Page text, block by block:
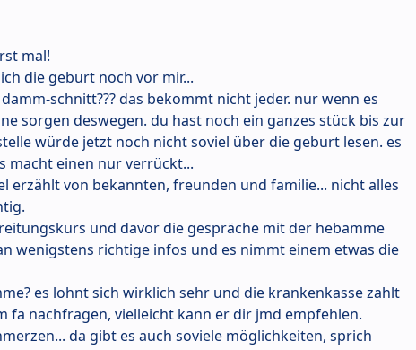
mal!
die geburt noch vor mir...
schnitt??? das bekommt nicht jeder. nur wenn es
sorgen deswegen. du hast noch ein ganzes stück bis zur
würde jetzt noch nicht soviel über die geburt lesen. es
macht einen nur verrückt...
erzählt von bekannten, freunden und familie... nicht alles
und davor die gespräche mit der hebamme
wenigstens richtige infos und es nimmt einem etwas die
es lohnt sich wirklich sehr und die krankenkasse zahlt
fa nachfragen, vielleicht kann er dir jmd empfehlen.
da gibt es auch soviele möglichkeiten, sprich